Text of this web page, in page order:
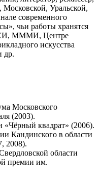
Уральской,
современного
чьи работы хранятся
МММИ, Центре
искусства
др.
Московского
(2003).
«Чёрный квадрат» (2006).
Кандинского в области
2008).
области
премии им.